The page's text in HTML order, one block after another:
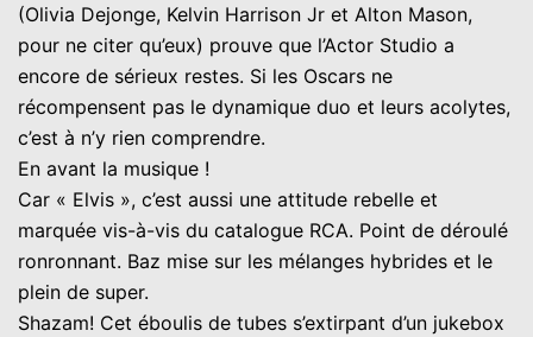
(Olivia Dejonge, Kelvin Harrison Jr et Alton Mason,
pour ne citer qu’eux) prouve que l’Actor Studio a
encore de sérieux restes. Si les Oscars ne
récompensent pas le dynamique duo et leurs acolytes,
c’est à n’y rien comprendre.
En avant la musique !
Car « Elvis », c’est aussi une attitude rebelle et
marquée vis-à-vis du catalogue RCA. Point de déroulé
ronronnant. Baz mise sur les mélanges hybrides et le
plein de super.
Shazam! Cet éboulis de tubes s’extirpant d’un jukebox